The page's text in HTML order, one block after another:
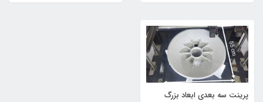
پرینت سه بعدی ابعاد بزرگ